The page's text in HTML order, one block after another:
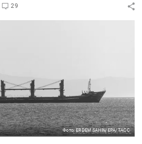
29
Фото: ERDEM SAHIN/EPA/ТАСС